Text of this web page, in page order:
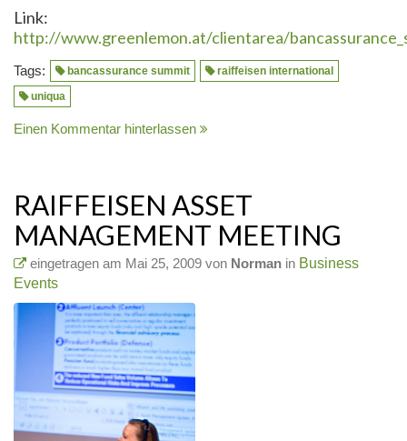
Link:
http://www.greenlemon.at/clientarea/
Tags: bancassurance summit
raiffeisen international
uniqua
Einen Kommentar hinterlassen
RAIFFEISEN ASSET
MANAGEMENT MEETING
eingetragen am Mai 25, 2009 von Norman in Business
Events